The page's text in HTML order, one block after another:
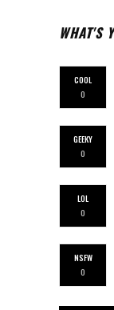
WHAT'S
COOL
0
GEEKY
0
LOL
0
NSFW
0